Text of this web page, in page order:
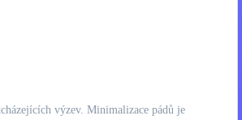
výzev. Minimalizace pádů je